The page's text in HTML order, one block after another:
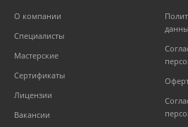
О компании
Специалисты
Мастерские
Сертификаты
Лицензии
Вакансии